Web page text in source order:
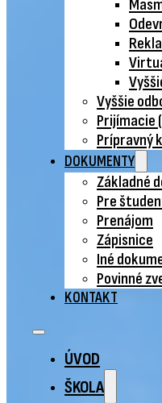
Vyššie
Prijímacie
Prípravný
DOKUMENTY
Základné
Pre
Prenájom
Zápisnice
Iné
Povinné
KONTAKT
ÚVOD
ŠKOLA